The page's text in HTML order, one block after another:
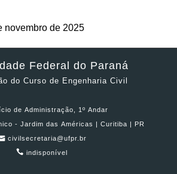
novembro de 2025
Federal do Paraná
do Curso de Engenharia Civil
de Administração, 1º Andar
- Jardim das Américas | Curitiba | PR
civilsecretaria@ufpr.br
indisponível